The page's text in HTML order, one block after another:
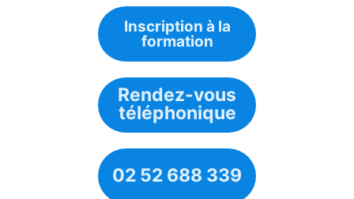
Inscription à la
formation
Rendez-vous
téléphonique
02 52 688 339